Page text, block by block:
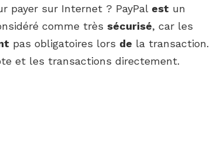
payer sur Internet ? PayPal est un
comme très sécurisé, car les
pas obligatoires lors de la transaction.
et les transactions directement.